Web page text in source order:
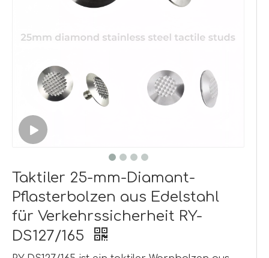
Taktiler 25-mm-Diamant-
Pflasterbolzen aus Edelstahl
für Verkehrssicherheit RY-
DS127/165